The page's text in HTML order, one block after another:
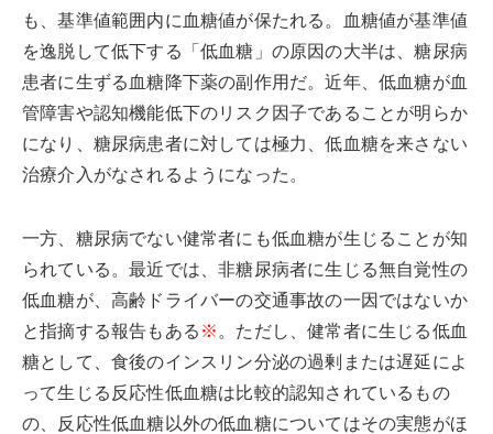
も、基準値範囲内に血糖値が保たれる。血糖値が基準値
を逸脱して低下する「低血糖」の原因の大半は、糖尿病
患者に生ずる血糖降下薬の副作用だ。近年、低血糖が血
管障害や認知機能低下のリスク因子であることが明らか
になり、糖尿病患者に対しては極力、低血糖を来さない
治療介入がなされるようになった。
一方、糖尿病でない健常者にも低血糖が生じることが知
られている。最近では、非糖尿病者に生じる無自覚性の
低血糖が、高齢ドライバーの交通事故の一因ではないか
と指摘する報告もある ※ 。ただし、健常者に生じる低血
糖として、食後のインスリン分泌の過剰または遅延によ
って生じる反応性低血糖は比較的認知されているもの
の、反応性低血糖以外の低血糖についてはその実態がほ